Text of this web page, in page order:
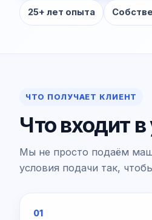
25+ лет опыта
ЧТО ПОЛУЧАЕТ КЛИЕНТ
Что входит в
Мы не просто подаём
условия подачи так,
01